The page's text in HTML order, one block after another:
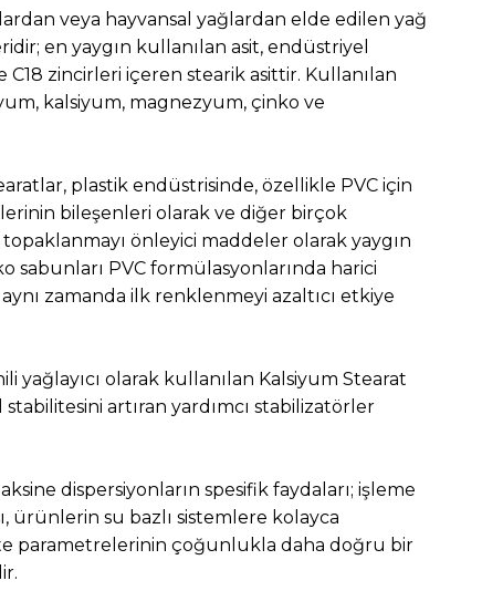
veya hayvansal yağlardan elde edilen yağ
en yaygın kullanılan asit, endüstriyel
zincirleri içeren stearik asittir. Kullanılan
kalsiyum, magnezyum, çinko ve
plastik endüstrisinde, özellikle PVC için
bileşenleri olarak ve diğer birçok
önleyici maddeler olarak yaygın
sabunları PVC formülasyonlarında harici
zamanda ilk renklenmeyi azaltıcı etkiye
yağlayıcı olarak kullanılan Kalsiyum Stearat
stabilitesini artıran yardımcı stabilizatörler
dispersiyonların spesifik faydaları; işleme
ürünlerin su bazlı sistemlere kolayca
parametrelerinin çoğunlukla daha doğru bir